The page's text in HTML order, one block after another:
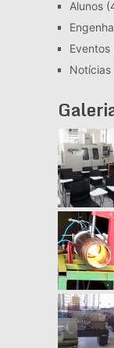
Alunos
Eventos
Notícias